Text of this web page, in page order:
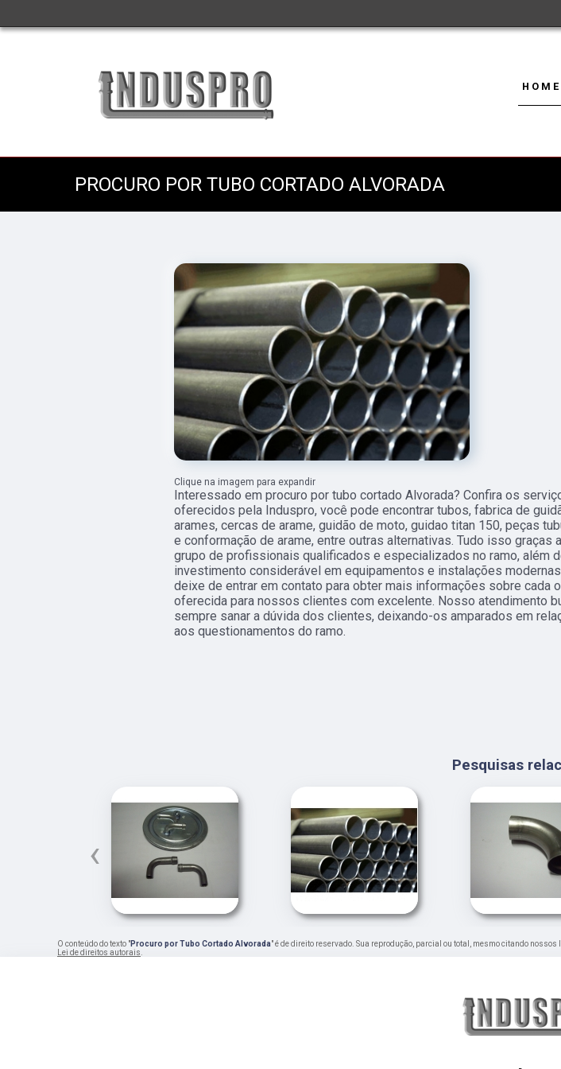
HOME
PROCURO POR TUBO CORTADO ALVORADA
Clique na imagem para expandir
Interessado em procuro por tubo cortado Alvorada? Confira os
oferecidos pela Induspro, você pode encontrar tubos, fabrica de
arames, cercas de arame, guidão de moto, guidao titan 150, peças
e conformação de arame, entre outras alternativas. Tudo isso graças
grupo de profissionais qualificados e especializados no ramo, além
investimento considerável em equipamentos e instalações
deixe de entrar em contato para obter mais informações sobre cada
oferecida para nossos clientes com excelente. Nosso atendimento
sempre sanar a dúvida dos clientes, deixando-os amparados em
aos questionamentos do ramo.
Pesquisas
‹
O conteúdo do texto "Procuro por Tubo Cortado Alvorada" é de direito reservado. Sua reprodução, parcial ou total, mesmo citando
Lei de direitos autorais